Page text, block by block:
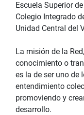
Escuela Superior
Colegio Integrado
Unidad Central del
La misión de la
conocimiento o
es la de ser uno de
entendimiento
promoviendo y
desarrollo.